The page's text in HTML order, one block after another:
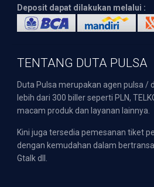
Deposit dapat dilakukan melalui :
TENTANG DUTA PULSA
Duta Pulsa merupakan agen pulsa /
lebih dari 300 biller seperti PLN,
macam produk dan layanan lainnya.
Kini juga tersedia pemesanan tiket
dengan kemudahan dalam
Gtalk dll.